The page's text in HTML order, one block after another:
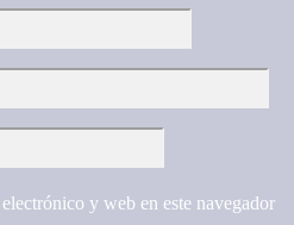
y web en este navegador